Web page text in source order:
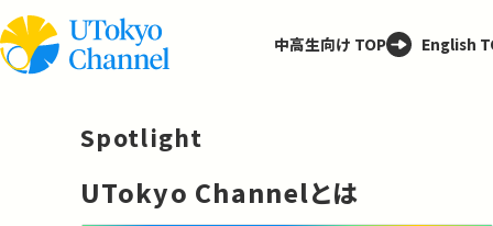
中高生向け TOP English
Spotlight
UTokyo Channelとは